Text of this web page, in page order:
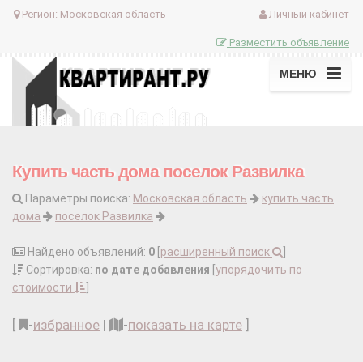
Регион: Московская область Личный кабинет
Разместить объявление
МЕНЮ
Купить часть дома поселок Развилка
Параметры поиска: Московская область
купить часть
дома
поселок Развилка
Найдено объявлений: 0 расширенный поиск
Сортировка: по дате добавления упорядочить по
стоимости
-избранное | -показать на карте